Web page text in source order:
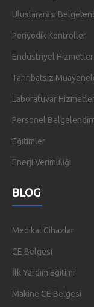
Uluslararası
Periyodik Kontroller
Endüstriyel Hizmetler
Tahribatsız
Laboratuvar
Personel
Eğitimler
Enerji Verimliliği
BLOG
Medikal Cihazlar
CE Belgesi
İlk Yardım Eğitimi
Makine CE Belgesi